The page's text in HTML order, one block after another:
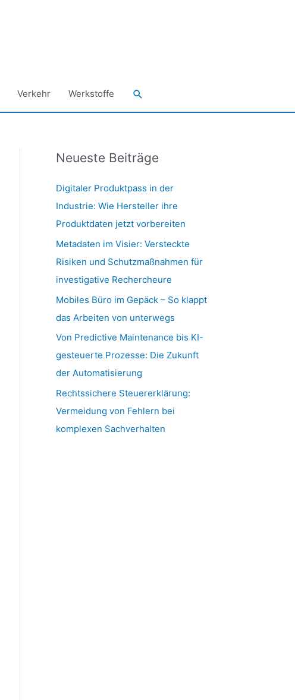
Verkehr Werkstoffe Suchen
Neueste Beiträge
Digitaler Produktpass in der
Industrie: Wie Hersteller ihre
Produktdaten jetzt vorbereiten
Metadaten im Visier: Versteckte
Risiken und Schutzmaßnahmen für
investigative Rechercheure
Mobiles Büro im Gepäck – So klappt
das Arbeiten von unterwegs
Von Predictive Maintenance bis KI-
gesteuerte Prozesse: Die Zukunft
der Automatisierung
Rechtssichere Steuererklärung:
Vermeidung von Fehlern bei
komplexen Sachverhalten